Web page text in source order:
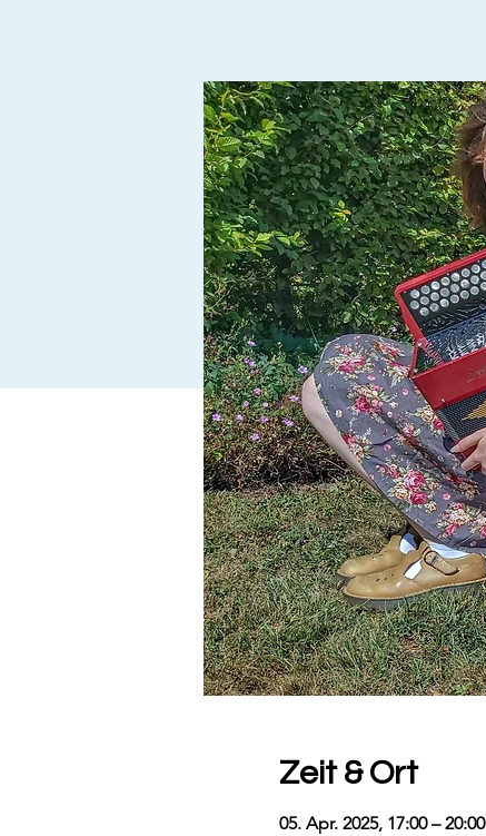
Zeit & Ort
05. Apr. 2025, 17:00 – 20:00